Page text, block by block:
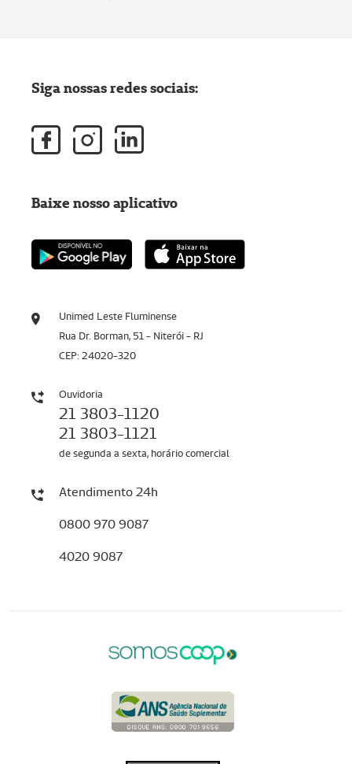
Unimed Leste Fluminense
Rua Dr. Borman, 51 - Niterói - RJ
CEP: 24020-320
Ouvidoria
21 3803-1120
21 3803-1121
de segunda a sexta, horário comercial
Atendimento 24h
0800 970 9087
4020 9087
Siga nossas redes sociais:
Baixe nosso aplicativo